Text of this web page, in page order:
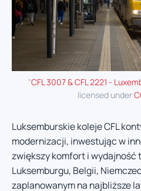
"CFL 3007 & CFL 2221 -
licensed under
Luksemburskie koleje CFL
modernizacji, inwestując w
zwiększy komfort i
Luksemburgu, Belgii,
zaplanowanym na najbliższe